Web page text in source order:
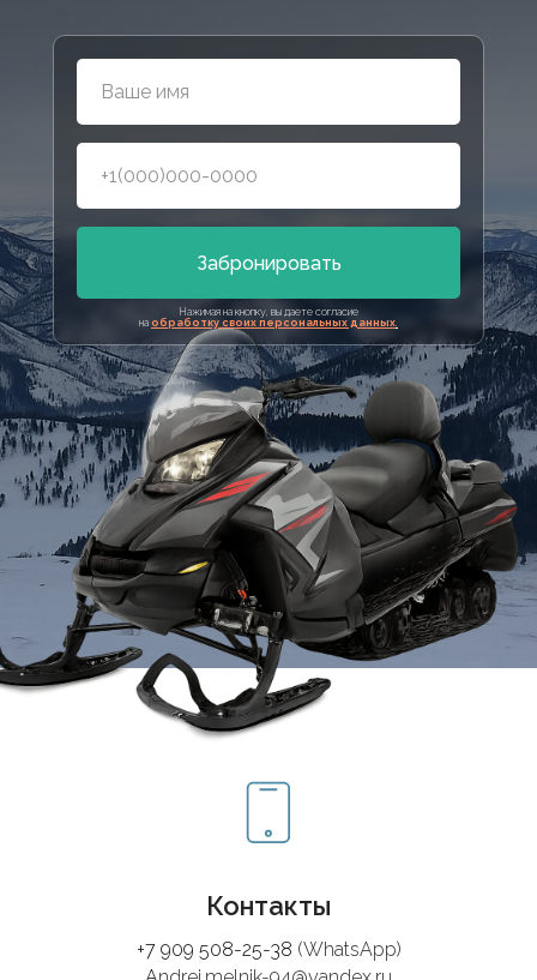
Нажимая на кнопку, вы даете согласие
на обработку своих персональных данных.
Забронировать
Контакты
+7 909 508-25-38 (WhatsApp)